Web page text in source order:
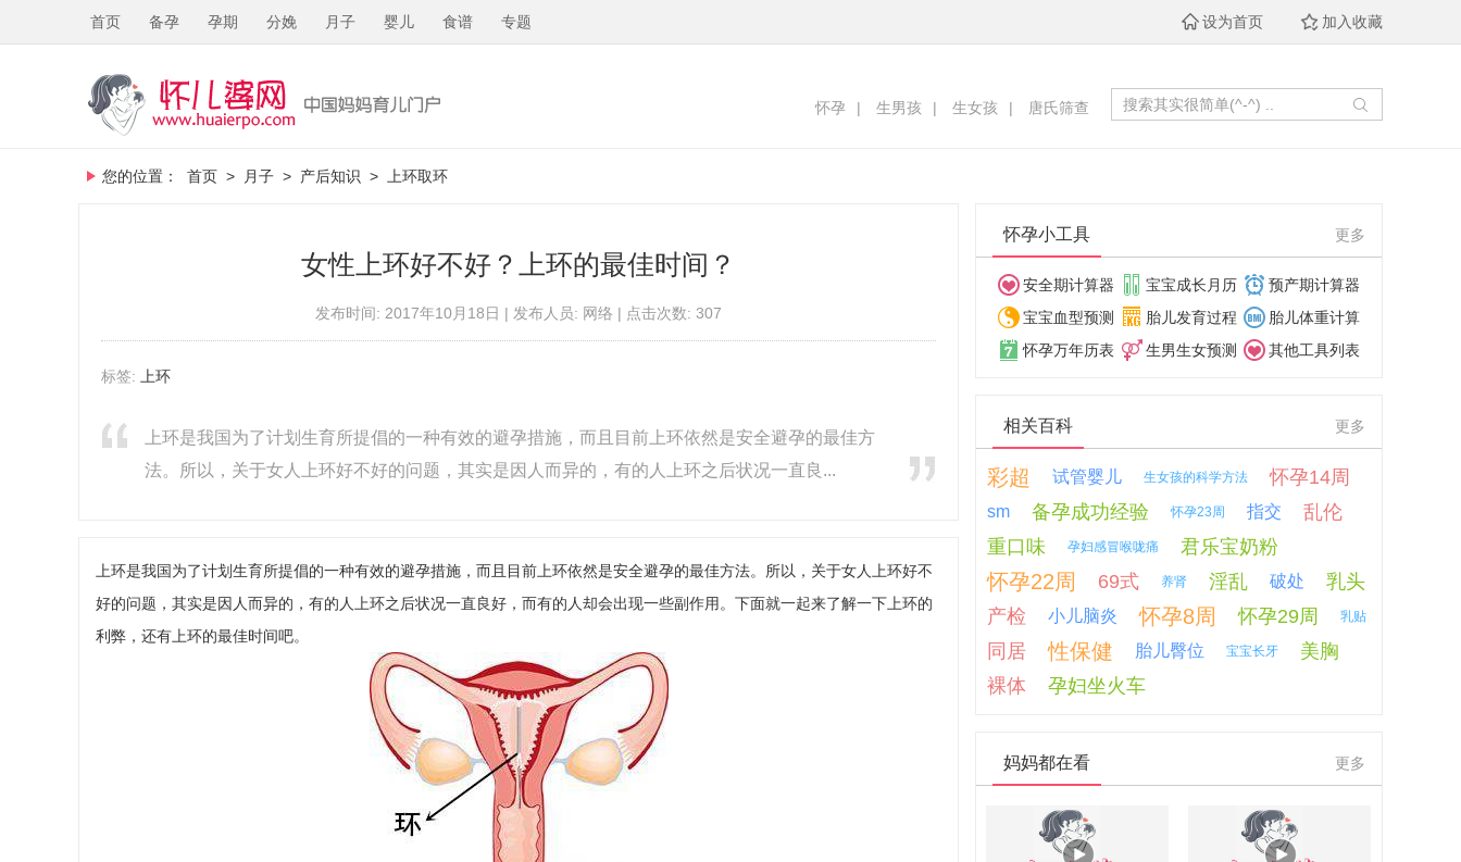
首页 备孕 孕期 分娩 月子 婴儿 食谱 专题 设为首页 加入收藏
怀孕 | 生男孩 | 生女孩 | 唐氏筛查
您的位置： 首页 > 月子 > 产后知识 > 上环取环
女性上环好不好？上环的最佳时间？
发布时间: 2017年10月18日 | 发布人员: 网络 | 点击次数: 307
标签: 上环
上环是我国为了计划生育所提倡的一种有效的避孕措施，而且目前上环依然是安全避孕的最佳方
法。所以，关于女人上环好不好的问题，其实是因人而异的，有的人上环之后状况一直良...
上环是我国为了计划生育所提倡的一种有效的避孕措施，而且目前上环依然是安全避孕的最佳方法。所以，关于女人上环好不
好的问题，其实是因人而异的，有的人上环之后状况一直良好，而有的人却会出现一些副作用。下面就一起来了解一下上环的
利弊，还有上环的最佳时间吧。
更多
怀孕小工具
安全期计算器 宝宝成长月历
预产期计算器
宝宝血型预测
胎儿发育过程
胎儿体重计算
怀孕万年历表
生男生女预测 其他工具列表
更多
相关百科
彩超 试管婴儿 生女孩的科学方法 怀孕14周
sm 备孕成功经验 怀孕23周 指交
乱伦
重口味
孕妇感冒喉咙痛 君乐宝奶粉
怀孕22周 69式 养肾 淫乱 破处
乳头
产检
小儿脑炎 怀孕8周 怀孕29周 乳贴
同居 性保健 胎儿臀位 宝宝长牙
美胸
裸体
孕妇坐火车
更多
妈妈都在看